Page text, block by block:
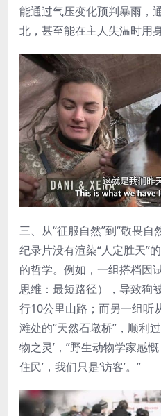
能通过气压变化预判暴雨，
北，甚至能在主人失温时用
三、从“征服自然”到“敬畏自
纪录片没有渲染“人定胜天”
的哲学。例如，一组搭档因
思维：最短路径），导致狗
行10公里山路；而另一组听
滩处的“天然石墩桥”，顺利
物之灵’，”野生动物学家感
住民’，我们只是‘访客’。”